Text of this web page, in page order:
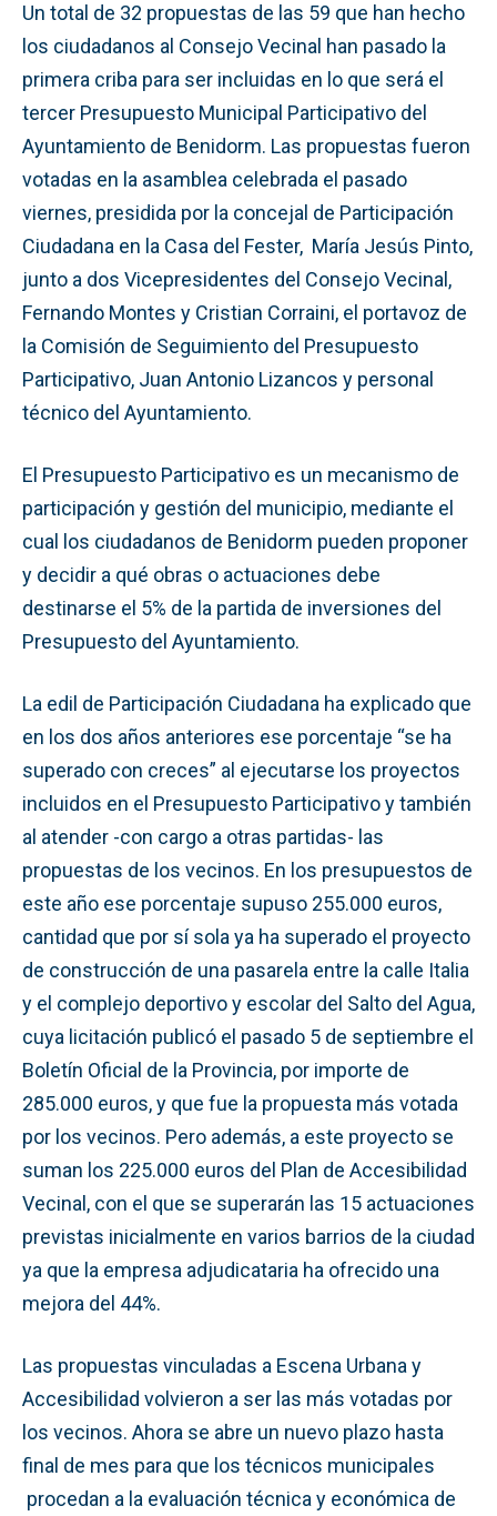
Un total de 32 propuestas de las 59 que han hecho
los ciudadanos al Consejo Vecinal han pasado la
primera criba para ser incluidas en lo que será el
tercer Presupuesto Municipal Participativo del
Ayuntamiento de Benidorm. Las propuestas fueron
votadas en la asamblea celebrada el pasado
viernes, presidida por la concejal de Participación
Ciudadana en la Casa del Fester, María Jesús Pinto,
junto a dos Vicepresidentes del Consejo Vecinal,
Fernando Montes y Cristian Corraini, el portavoz de
la Comisión de Seguimiento del Presupuesto
Participativo, Juan Antonio Lizancos y personal
técnico del Ayuntamiento.
El Presupuesto Participativo es un mecanismo de
participación y gestión del municipio, mediante el
cual los ciudadanos de Benidorm pueden proponer
y decidir a qué obras o actuaciones debe
destinarse el 5% de la partida de inversiones del
Presupuesto del Ayuntamiento.
La edil de Participación Ciudadana ha explicado que
en los dos años anteriores ese porcentaje “se ha
superado con creces” al ejecutarse los proyectos
incluidos en el Presupuesto Participativo y también
al atender -con cargo a otras partidas- las
propuestas de los vecinos. En los presupuestos de
este año ese porcentaje supuso 255.000 euros,
cantidad que por sí sola ya ha superado el proyecto
de construcción de una pasarela entre la calle Italia
y el complejo deportivo y escolar del Salto del Agua,
cuya licitación publicó el pasado 5 de septiembre el
Boletín Oficial de la Provincia, por importe de
285.000 euros, y que fue la propuesta más votada
por los vecinos. Pero además, a este proyecto se
suman los 225.000 euros del Plan de Accesibilidad
Vecinal, con el que se superarán las 15 actuaciones
previstas inicialmente en varios barrios de la ciudad
ya que la empresa adjudicataria ha ofrecido una
mejora del 44%.
Las propuestas vinculadas a Escena Urbana y
Accesibilidad volvieron a ser las más votadas por
los vecinos. Ahora se abre un nuevo plazo hasta
final de mes para que los técnicos municipales
procedan a la evaluación técnica y económica de